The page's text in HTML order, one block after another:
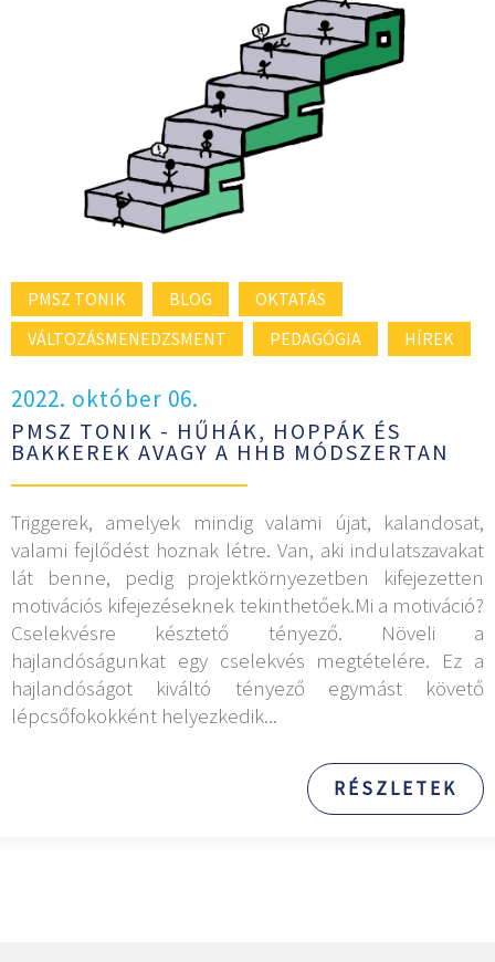
PMSZ TONIK BLOG
OKTATÁS
VÁLTOZÁSMENEDZSMENT
PEDAGÓGIA HÍREK
2022. október 06.
PMSZ TONIK - HŰHÁK, HOPPÁK ÉS
BAKKEREK AVAGY A HHB MÓDSZERTAN
Triggerek, amelyek mindig valami újat, kalandosat,
valami fejlődést hoznak létre. Van, aki indulatszavakat
lát benne, pedig projektkörnyezetben kifejezetten
motivációs kifejezéseknek tekinthetőek.Mi a motiváció?
Cselekvésre késztető tényező. Növeli a
hajlandóságunkat egy cselekvés megtételére. Ez a
hajlandóságot kiváltó tényező egymást követő
lépcsőfokokként helyezkedik...
RÉSZLETEK